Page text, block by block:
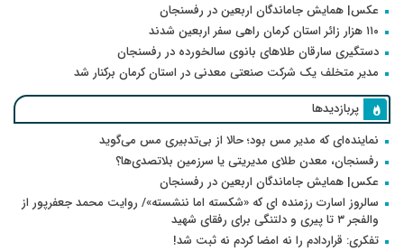
عکس| همایش جاماندگان اربعین در رفسنجان
۱۱۰ هزار زائر استان کرمان راهی سفر اربعین شدند
دستگیری سارقان طلاهای بانوی سالخورده در رفسنجان
مدیر متخلف یک شرکت صنعتی معدنی در استان کرمان برکنار شد
پربازدیدها
نماینده‌ای که مدیر مس بود؛ حالا از بی‌تدبیری مس می‌گوید
رفسنجان، معدن طلای مدیریتی یا سرزمین بلاتصدی‌ها؟
عکس| همایش جاماندگان اربعین در رفسنجان
سالروز اسارت رزمنده ای که «شکسته اما ننشسته»/ روایت محمد جعفرپور از
والفجر ۳ تا پیری و دلتنگی برای رفقای شهید
تفکری: قراردادم را نه امضا کردم نه ثبت شد!